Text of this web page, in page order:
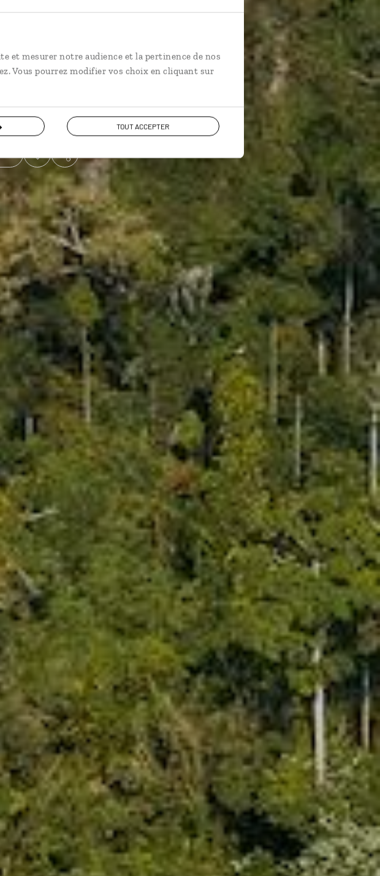
et mesurer notre audience et la pertinence de nos
Vous pourrez modifier vos choix en cliquant sur
TOUT ACCEPTER
Surat Thani, région de Koh Samui.
en Thaïlande